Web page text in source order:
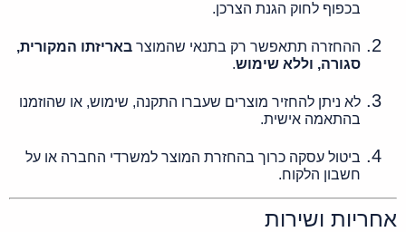
בכפוף לחוק הגנת הצרכן.
ההחזרה תתאפשר רק בתנאי שהמוצר באריזתו המקורית,
סגורה, וללא שימוש.
לא ניתן להחזיר מוצרים שעברו התקנה, שימוש, או שהוזמנו
בהתאמה אישית.
ביטול עסקה כרוך בהחזרת המוצר למשרדי החברה או על
חשבון הלקוח.
אחריות ושירות